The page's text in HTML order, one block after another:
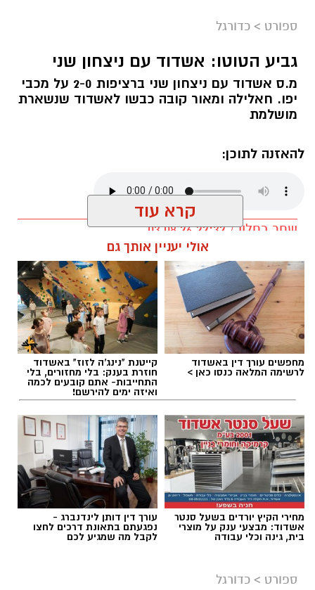
אולם הקריה
העולה החדשה מכבי אשדוד, ממשיכה לעבוד
בצורה נהדרת בקיץ הנוכחי ובונה את הסגל החדש
הקבוצה החתימה זר רביעי לסגל, מדובר על הסנטר
רוביט (36, 2.03 מ'), שחקן הפנים האמריקני שיכול
לשחק בשתי עמדות הפנים מוכר היטב לאוהדי
הכדורסל באירופה ורשם קריירה מפוארת במהלכה
שיחק בין היתר בשורות אולם, באמברג,
אולימפיאקוס, ז׳לגיריס קובנה, באיירן מינכן
ומאלגה.
בעונה החולפת רשם בליגת האלופות של פיב"א
ספורט > כדורגל
גביע הטוטו: אשדוד עם ניצחון שני
מ.ס אשדוד עם ניצחון שני ברציפות 2-0 על מכבי
יפו. חאלילה ומאור קובה כבשו לאשדוד שנשארת
מושלמת
להאזנה לתוכן:
שחר כחלון / 22:32 03.08.26
תגים:מ.ס אשדוד, גביע הטוטו, מכבי יפו
אוסמה חלאיילה (מ.ס אשדוד)
קרא עוד
אולי יעניין אותך גם
מחפשים עורך דין באשדוד
לרשימה המלאה כנסו כאן >
קייטנת "נינג'ה לזוז" באשדוד
חוזרת בענק: בלי מחזורים, בלי
התחייבות- אתם קובעים לכמה
ואיזה ימים להירשם!
מחירי הקיץ יורדים בשעל סנטר
אשדוד: מבצעי ענק על מוצרי
בית, גינה וכלי עבודה
עורך דין דותן לינדנברג -
נפגעתם בתאונת דרכים לחצו
לקבל מה שמגיע לכם
ספורט > כדורגל